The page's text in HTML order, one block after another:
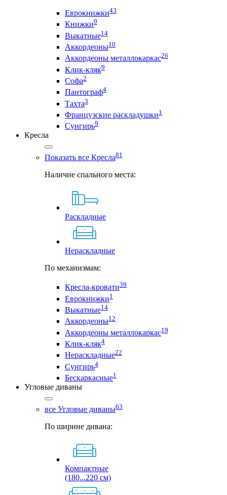
Еврокнижки43
Книжки9
Выкатные14
Аккордеоны10
Аккордеоны металлокаркас26
Клик-кляк9
Софа2
Пантограф4
Тахта3
Французские раскладушки1
Сунгирь9
Кресла
Показать все Кресла81
Наличие спального места:
Раскладные
Нераскладные
По механизмам:
Кресла-кровати39
Еврокнижки1
Выкатные14
Аккордеоны12
Аккордеоны металлокаркас19
Клик-кляк4
Нераскладные22
Сунгирь4
Бескаркасные1
Угловые диваны
все Угловые диваны63
По ширине дивана:
Компактные
(180...220 см)